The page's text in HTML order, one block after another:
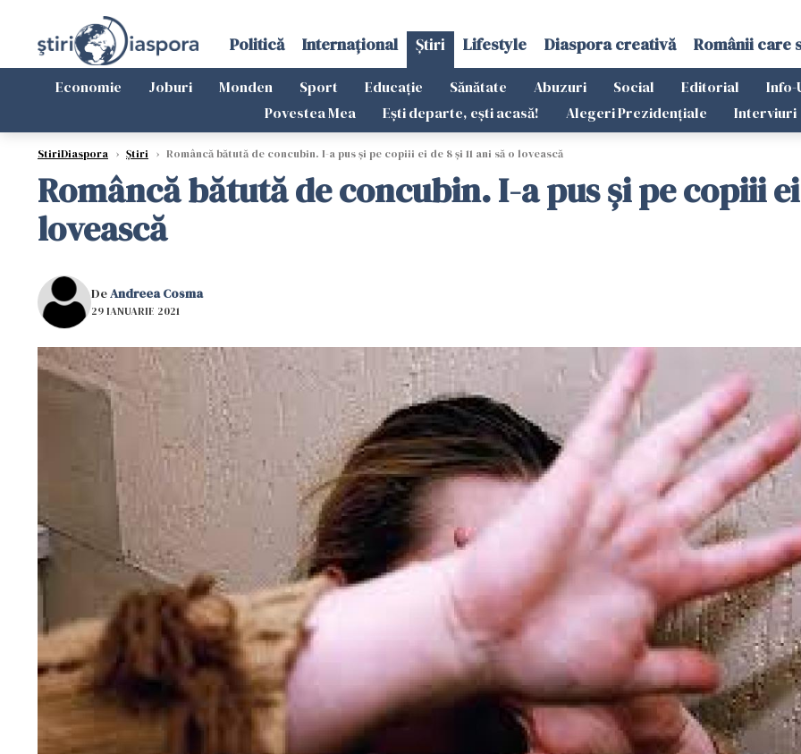
Politică Internațional Știri Lifestyle Diaspora creativă Românii care
Economie Joburi Monden Sport Educație Sănătate Abuzuri Social Editorial Info-
Povestea Mea
Ești departe, ești acasă! Alegeri Prezidențiale Interviuri
StiriDiaspora › Știri › Româncă bătută de concubin. I-a pus şi pe copiii ei de 8 şi 11 ani să o lovească
Româncă bătută de concubin. I-a pus şi pe copiii ei
lovească
DeAndreea Cosma
29 IANUARIE 2021